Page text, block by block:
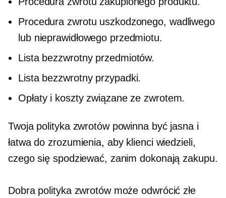
Procedura zwrotu uszkodzonego, wadliwego
lub nieprawidłowego przedmiotu.
Lista bezzwrotnyprzedmiotów.
Lista bezzwrotnyprzypadki.
Opłaty i koszty związane ze zwrotem.
Twoja polityka zwrotów powinna być jasna i
łatwa do zrozumienia, aby klienci wiedzieli,
czego się spodziewać, zanim dokonają zakupu.
Dobra polityka zwrotów może odwrócić złe